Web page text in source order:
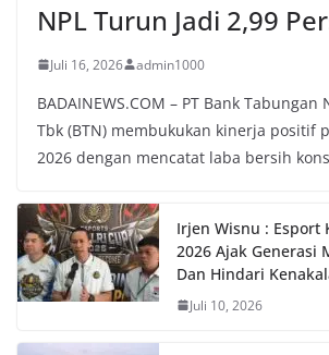
NPL Turun Jadi 2,99
Juli 16, 2026 admin1000
BADAINEWS.COM – PT Bank Tabungan
Tbk (BTN) membukukan kinerja positif
2026 dengan mencatat laba bersih
Irjen Wisnu : Esport
2026 Ajak Generasi
Dan Hindari
Juli 10, 2026